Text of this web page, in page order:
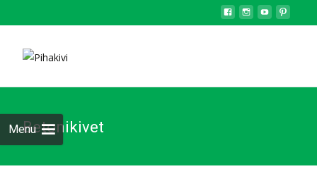
MenuBetonikivet